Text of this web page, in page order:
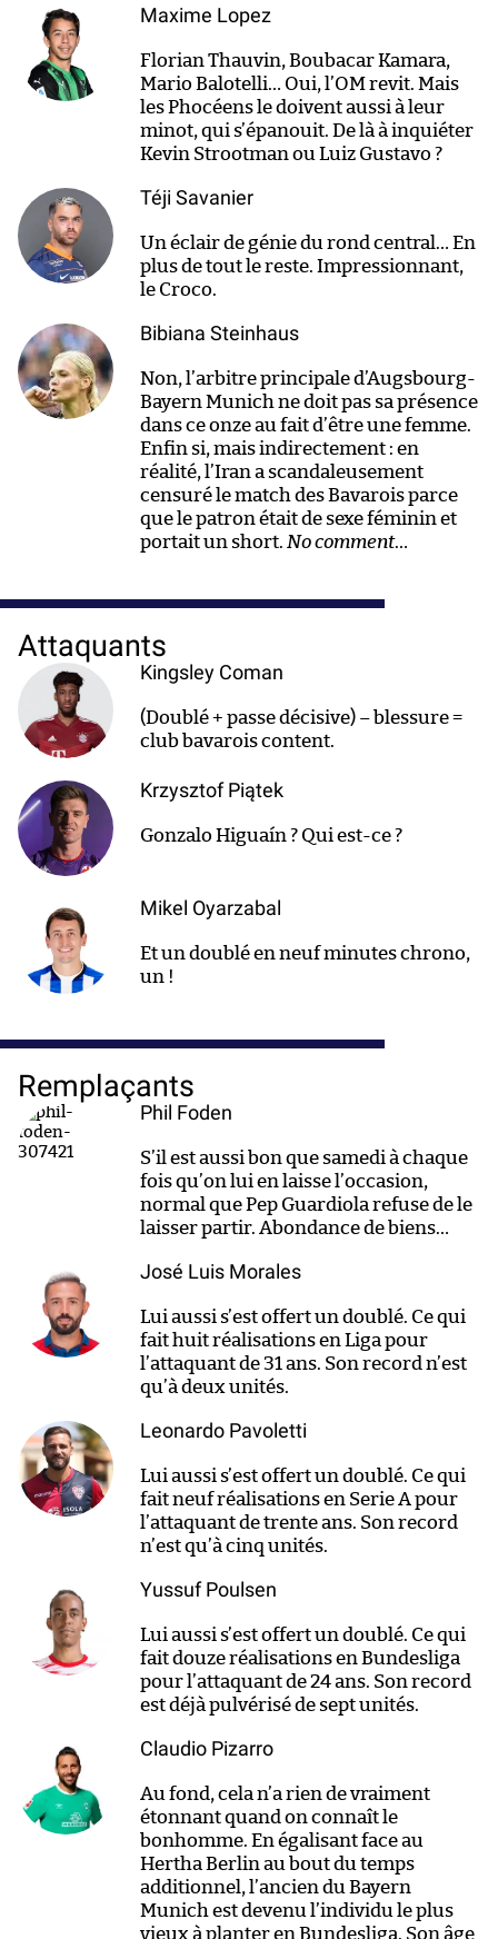
Maxime Lopez
Florian Thauvin, Boubacar Kamara,
Mario Balotelli… Oui, l’OM revit. Mais
les Phocéens le doivent aussi à leur
minot, qui s’épanouit. De là à inquiéter
Kevin Strootman ou Luiz Gustavo ?
Téji Savanier
Un éclair de génie du rond central… En
plus de tout le reste. Impressionnant,
le Croco.
Bibiana Steinhaus
Non, l’arbitre principale d’Augsbourg-
Bayern Munich ne doit pas sa présence
dans ce onze au fait d’être une femme.
Enfin si, mais indirectement : en
réalité, l’Iran a scandaleusement
censuré le match des Bavarois parce
que le patron était de sexe féminin et
portait un short. No comment…
Attaquants
Kingsley Coman
(Doublé + passe décisive) – blessure =
club bavarois content.
Krzysztof Piątek
Gonzalo Higuaín ? Qui est-ce ?
Mikel Oyarzabal
Et un doublé en neuf minutes chrono,
un !
Remplaçants
Phil Foden
S’il est aussi bon que samedi à chaque
fois qu’on lui en laisse l’occasion,
normal que Pep Guardiola refuse de le
laisser partir. Abondance de biens…
José Luis Morales
Lui aussi s’est offert un doublé. Ce qui
fait huit réalisations en Liga pour
l’attaquant de 31 ans. Son record n’est
qu’à deux unités.
Leonardo Pavoletti
Lui aussi s’est offert un doublé. Ce qui
fait neuf réalisations en Serie A pour
l’attaquant de trente ans. Son record
n’est qu’à cinq unités.
Yussuf Poulsen
Lui aussi s’est offert un doublé. Ce qui
fait douze réalisations en Bundesliga
pour l’attaquant de 24 ans. Son record
est déjà pulvérisé de sept unités.
Claudio Pizarro
Au fond, cela n’a rien de vraiment
étonnant quand on connaît le
bonhomme. En égalisant face au
Hertha Berlin au bout du temps
additionnel, l’ancien du Bayern
Munich est devenu l’individu le plus
vieux à planter en Bundesliga. Son âge